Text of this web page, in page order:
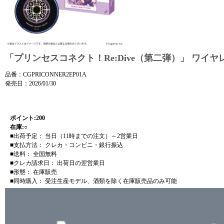
「プリンセスコネクト！Re:Dive（第二弾）」 ワイヤ
品番：CGPRICONNER2EP01A
発売日：2026/01/30
ポイント:200
在庫:○
■出荷予定： 当日（11時までの注文）～2営業日
■支払方法： クレカ・コンビニ・銀行振込
■送料： 全国無料
■クレカ請求日： 出荷日の翌営業日
■形態： 在庫販売
■同時購入： 受注生産モデル、酒類を除く在庫販売品のみ可能